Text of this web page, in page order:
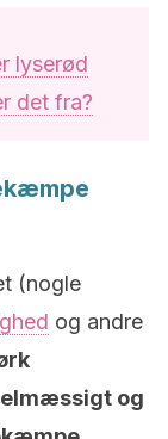
lyserød
det fra?
(nogle
og andre
og